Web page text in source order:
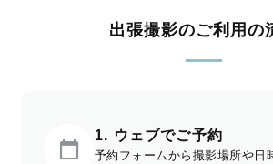
出張撮影のご利用の
1. ウェブでご予約
予約フォームから撮影場所や日